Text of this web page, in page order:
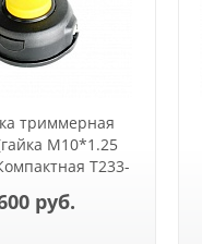
триммерная
М10*1.25
Т233-
руб.